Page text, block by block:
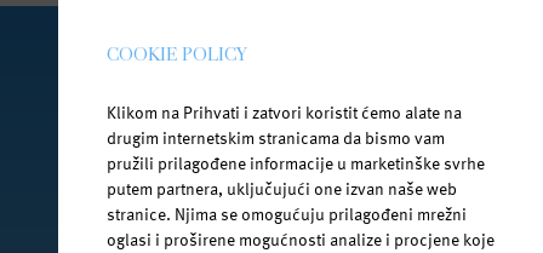
facebook.com/jana.water/
COOKIE POLICY
Klikom na Prihvati i zatvori koristit ćemo alate na
drugim internetskim stranicama da bismo vam
pružili prilagođene informacije u marketinške svrhe
putem partnera, uključujući one izvan naše web
stranice. Njima se omogućuju prilagođeni mrežni
oglasi i proširene mogućnosti analize i procjene koje